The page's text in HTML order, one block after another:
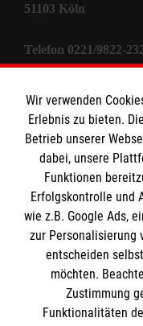
51103 Köln
Telefon 0221/9822-
Informationen
Sitemap
Impressum
Datenschutz
Cookies
Transparenz
Wir verwenden
Erlebnis zu bieten.
Betrieb unserer
dabei, unsere
Funktionen
Erfolgskontrolle und
wie z.B. Google Ads,
zur Personalisierung
entscheiden
möchten.
Zustimmung
Funktionalitäten